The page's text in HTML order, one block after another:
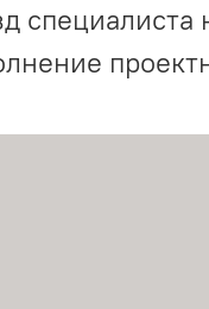
специалиста